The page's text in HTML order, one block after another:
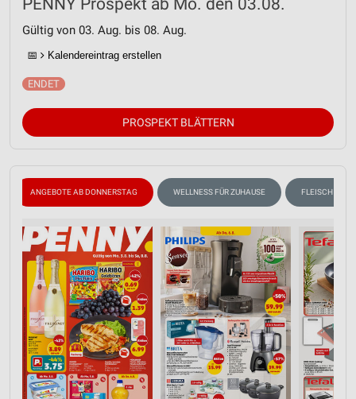
PENNY Prospekt ab Mo. den 03.08.
Gültig von 03. Aug. bis 08. Aug.
📅 Kalendereintrag erstellen
PROSPEKT BLÄTTERN
ANGEBOTE AB DONNERSTAG WELLNESS FÜR ZUHAUSE FLEISCH &